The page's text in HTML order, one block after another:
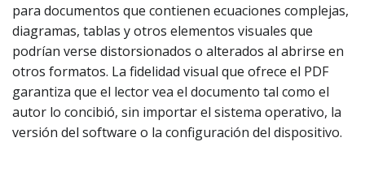
para documentos que contienen ecuaciones complejas,
diagramas, tablas y otros elementos visuales que
podrían verse distorsionados o alterados al abrirse en
otros formatos. La fidelidad visual que ofrece el PDF
garantiza que el lector vea el documento tal como el
autor lo concibió, sin importar el sistema operativo, la
versión del software o la configuración del dispositivo.